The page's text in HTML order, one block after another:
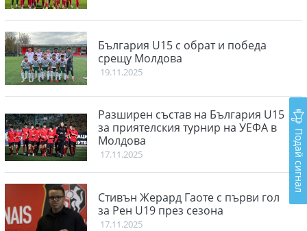
България U15 с обрат и победа
срещу Молдова
19.11.2025
Разширен състав на България U15
за приятелския турнир на УЕФА в
Молдова
17.11.2025
Стивън Жерард Гаоте с първи гол
за Рен U19 през сезона
17.11.2025
Подай сигнал